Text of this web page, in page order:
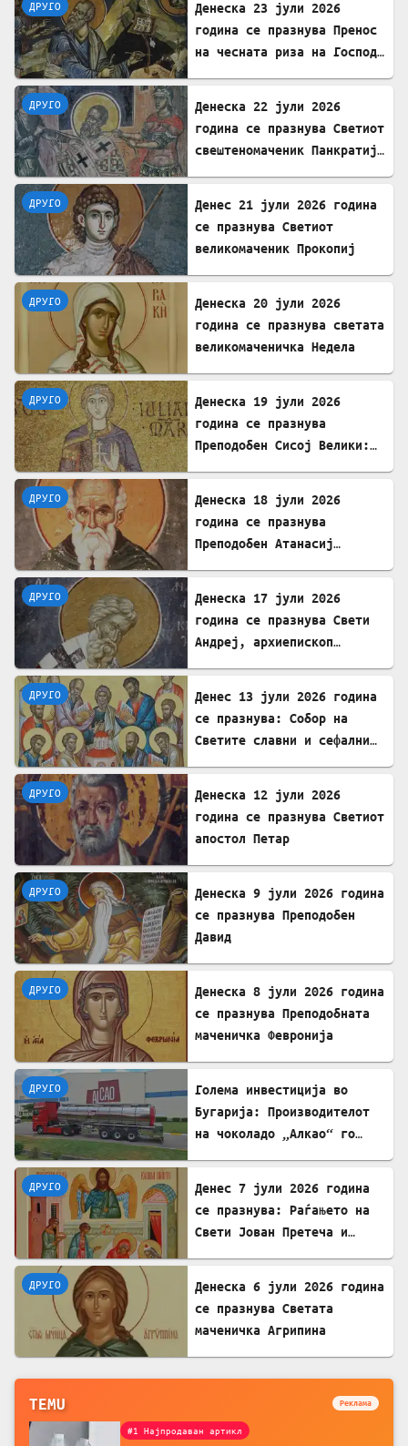
ДРУГО
Денеска 23 јули 2026
година се празнува Пренос
на чесната риза на Господ
ДРУГО
Денеска 22 јули 2026
година се празнува Светиот
свештеномаченик Панкратиј,
ДРУГО
Денес 21 јули 2026 година
се празнува Светиот
великомаченик Прокопиј
ДРУГО
Денеска 20 јули 2026
година се празнува светата
великомаченичка Недела
ДРУГО
Денеска 19 јули 2026
година се празнува
Преподобен Сисој Велики:
мртви
ДРУГО
Денеска 18 јули 2026
година се празнува
Преподобен Атанасиј
ДРУГО
Денеска 17 јули 2026
година се празнува Свети
Андреј, архиепископ
ДРУГО
Денес 13 јули 2026 година
се празнува: Собор на
Светите славни и сефални
ДРУГО
Денеска 12 јули 2026
година се празнува Светиот
апостол Петар
ДРУГО
Денеска 9 јули 2026 година
се празнува Преподобен
Давид
ДРУГО
Денеска 8 јули 2026 година
се празнува Преподобната
маченичка Февронија
ДРУГО
Голема инвестиција во
Бугарија: Производителот
на чоколадо „Алкао“ го
ДРУГО
Денес 7 јули 2026 година
се празнува: Раѓањето на
Свети Јован Претеча и
ДРУГО
Денеска 6 јули 2026 година
се празнува Светата
маченичка Агрипина
TEMU Реклама
#1 Најпродаван артикл